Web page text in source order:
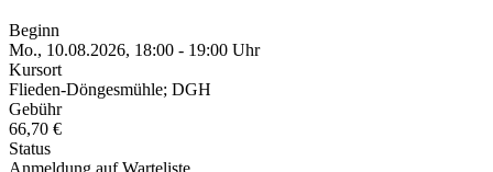
Beginn
Mo., 10.08.2026, 18:00 - 19:00 Uhr
Kursort
Flieden-Döngesmühle; DGH
Gebühr
66,70 €
Status